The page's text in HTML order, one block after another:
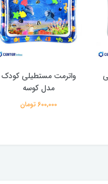
واترمت مستطیلی کودک
مدل کوسه
600,000 تومان